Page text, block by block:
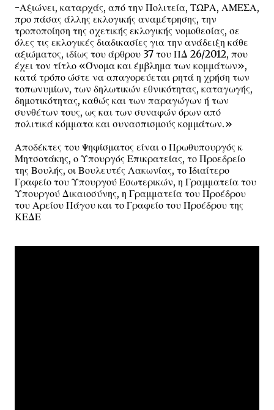
-Αξιώνει, καταρχάς, από την Πολιτεία, ΤΩΡΑ, ΑΜΕΣΑ,
προ πάσας άλλης εκλογικής αναμέτρησης, την
τροποποίηση της σχετικής εκλογικής νομοθεσίας, σε
όλες τις εκλογικές διαδικασίες για την ανάδειξη κάθε
αξιώματος, ιδίως του άρθρου 37 του ΠΔ 26/2012, που
έχει τον τίτλο «Όνομα και έμβλημα των κομμάτων»,
κατά τρόπο ώστε να απαγορεύεται ρητά η χρήση των
τοπωνυμίων, των δηλωτικών εθνικότητας, καταγωγής,
δημοτικότητας, καθώς και των παραγώγων ή των
συνθέτων τους, ως και των συναφών όρων από
πολιτικά κόμματα και συνασπισμούς κομμάτων.»
Αποδέκτες του Ψηφίσματος είναι ο Πρωθυπουργός κ
Μητσοτάκης, ο Υπουργός Επικρατείας, το Προεδρείο
της Βουλής, οι Βουλευτές Λακωνίας, το Ιδιαίτερο
Γραφείο του Υπουργού Εσωτερικών, η Γραμματεία του
Υπουργού Δικαιοσύνης, η Γραμματεία του Προέδρου
του Αρείου Πάγου και το Γραφείο του Προέδρου της
ΚΕΔΕ